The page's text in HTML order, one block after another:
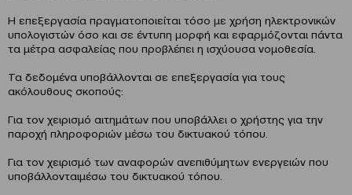
Η επεξεργασία πραγματοποιείται τόσο με χρήση ηλεκτρονικών
υπολογιστών όσο και σε έντυπη μορφή και εφαρμόζονται πάντα
τα μέτρα ασφαλείας που προβλέπει η ισχύουσα νομοθεσία.
Τα δεδομένα υποβάλλονται σε επεξεργασία για τους
ακόλουθους σκοπούς:
Για τον χειρισμό αιτημάτων που υποβάλλει ο χρήστης για την
παροχή πληροφοριών μέσω του δικτυακού τόπου.
Για τον χειρισμό των αναφορών ανεπιθύμητων ενεργειών που
υποβάλλονταιμέσω του δικτυακού τόπου.